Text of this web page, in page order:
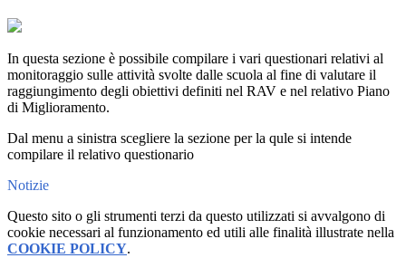
In questa sezione è possibile compilare i vari questionari relativi al
monitoraggio sulle attività svolte dalle scuola al fine di valutare il
raggiungimento degli obiettivi definiti nel RAV e nel relativo Piano
di Miglioramento.
Dal menu a sinistra scegliere la sezione per la qule si intende
compilare il relativo questionario
Notizie
Questo sito o gli strumenti terzi da questo utilizzati si avvalgono di
cookie necessari al funzionamento ed utili alle finalità illustrate nella
COOKIE POLICY.